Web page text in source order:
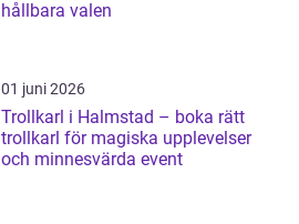
hållbara valen
01 juni 2026
Trollkarl i Halmstad – boka rätt
trollkarl för magiska upplevelser
och minnesvärda event